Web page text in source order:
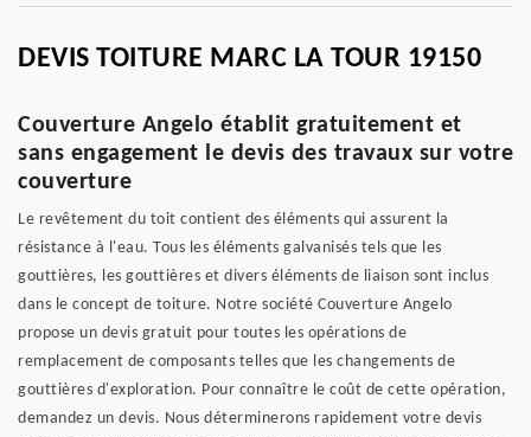
DEVIS TOITURE MARC LA TOUR 19150
Couverture Angelo établit gratuitement et
sans engagement le devis des travaux sur votre
couverture
Le revêtement du toit contient des éléments qui assurent la
résistance à l'eau. Tous les éléments galvanisés tels que les
gouttières, les gouttières et divers éléments de liaison sont inclus
dans le concept de toiture. Notre société Couverture Angelo
propose un devis gratuit pour toutes les opérations de
remplacement de composants telles que les changements de
gouttières d'exploration. Pour connaître le coût de cette opération,
demandez un devis. Nous déterminerons rapidement votre devis